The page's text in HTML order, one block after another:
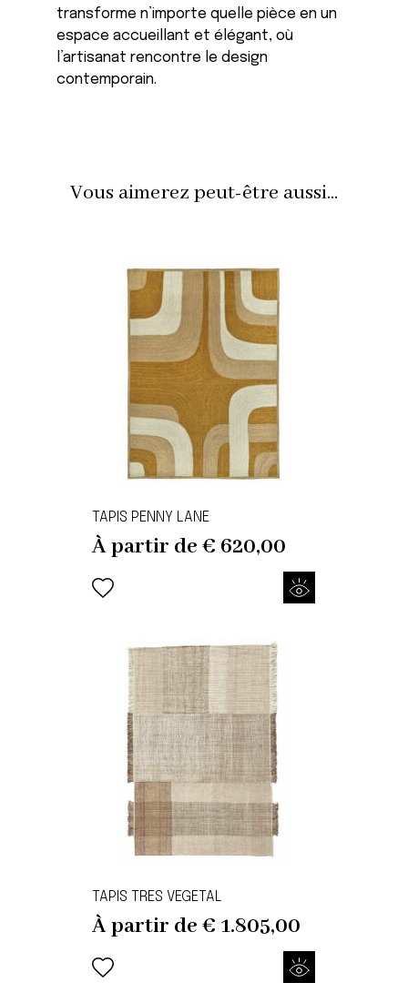
transforme n’importe quelle pièce en un
espace accueillant et élégant, où
l’artisanat rencontre le design
contemporain.
Vous aimerez peut-être aussi...
TAPIS PENNY LANE
À partir de€ 620,00
TAPIS TRES VEGETAL
À partir de€ 1.805,00